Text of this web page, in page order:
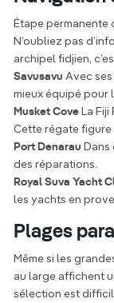
Étape permanente
N’oubliez pas
archipel fidjien,
Savusavu Avec
mieux équipé pour
Musket Cove La
Cette régate figure
Port Denarau
des réparations.
Royal Suva Yacht
les yachts en
Plages
Même si les
au large affichent
sélection est